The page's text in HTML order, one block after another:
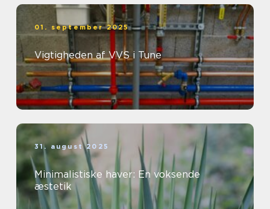
01. september 2025
Vigtigheden af VVS i Tune
31. august 2025
Minimalistiske haver: En voksende
æstetik